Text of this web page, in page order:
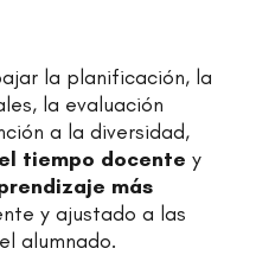
la planificación, la
la evaluación
a la diversidad,
tiempo docente y
más
y ajustado a las
alumnado.